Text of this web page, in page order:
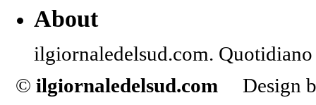
About
ilgiornaledelsud.com.
© ilgiornaledelsud.com Design